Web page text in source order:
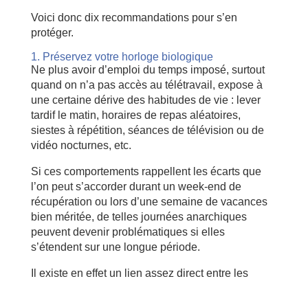
Voici donc dix recommandations pour s’en
protéger.
1. Préservez votre horloge biologique
Ne plus avoir d’emploi du temps imposé, surtout
quand on n’a pas accès au télétravail, expose à
une certaine dérive des habitudes de vie : lever
tardif le matin, horaires de repas aléatoires,
siestes à répétition, séances de télévision ou de
vidéo nocturnes, etc.
Si ces comportements rappellent les écarts que
l’on peut s’accorder durant un week-end de
récupération ou lors d’une semaine de vacances
bien méritée, de telles journées anarchiques
peuvent devenir problématiques si elles
s’étendent sur une longue période.
Il existe en effet un lien assez direct entre les